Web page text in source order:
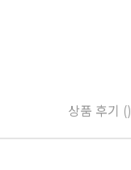
상품 후기 ()